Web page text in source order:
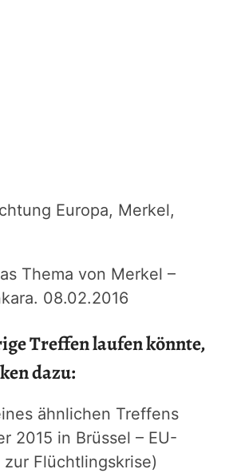
Europa, Merkel,
Thema von Merkel –
08.02.2016
Treffen laufen könnte,
dazu:
ähnlichen Treffens
2015 in Brüssel – EU-
Flüchtlingskrise)